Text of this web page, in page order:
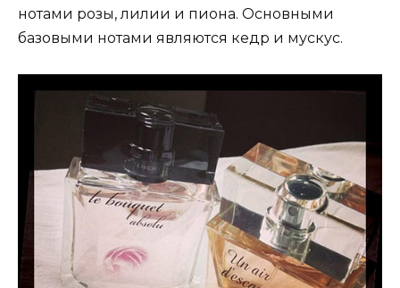
нотами розы, лилии и пиона. Основными
базовыми нотами являются кедр и мускус.